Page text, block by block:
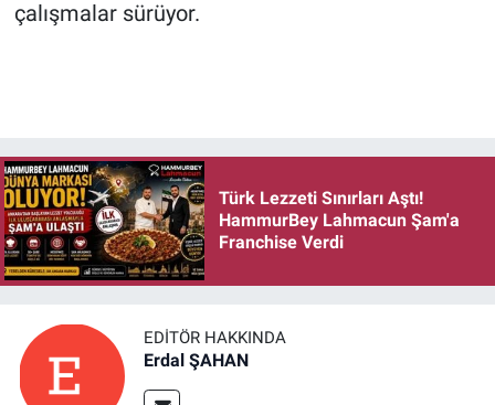
çalışmalar sürüyor.
Türk Lezzeti Sınırları Aştı!
HammurBey Lahmacun Şam'a
Franchise Verdi
EDITÖR HAKKINDA
Erdal ŞAHAN